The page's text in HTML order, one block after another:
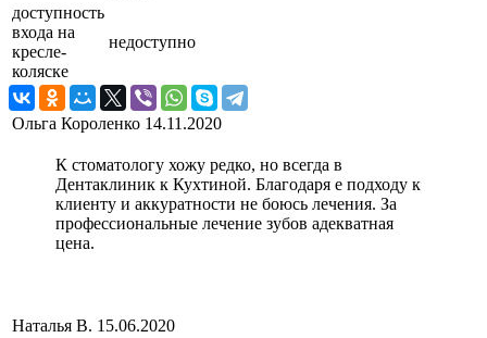
доступность
входа на
кресле-
коляске
недоступно
Ольга Короленко 14.11.2020
К стоматологу хожу редко, но всегда в
Дентаклиник к Кухтиной. Благодаря е подходу к
клиенту и аккуратности не боюсь лечения. За
профессиональные лечение зубов адекватная
цена.
Наталья В. 15.06.2020